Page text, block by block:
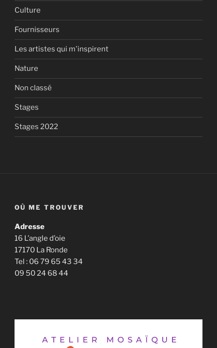
Culture
Fournisseurs
Les artistes qui m'inspirent
Nature
Non classé
Stages
Stages 2022
OÙ ME TROUVER
Adresse
16 L’angle d’oie
17170 La Ronde
Tel : 06 79 65 43 34
09 50 24 68 44